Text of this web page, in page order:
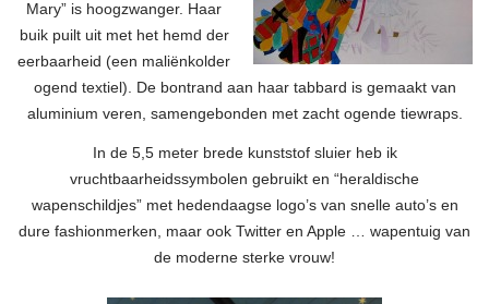
Mary” is hoogzwanger. Haar
buik puilt uit met het hemd der
eerbaarheid (een maliënkolder
ogend textiel). De bontrand aan haar tabbard is gemaakt van
aluminium veren, samengebonden met zacht ogende tiewraps.
In de 5,5 meter brede kunststof sluier heb ik
vruchtbaarheidssymbolen gebruikt en “heraldische
wapenschildjes” met hedendaagse logo’s van snelle auto’s en
dure fashionmerken, maar ook Twitter en Apple … wapentuig van
de moderne sterke vrouw!